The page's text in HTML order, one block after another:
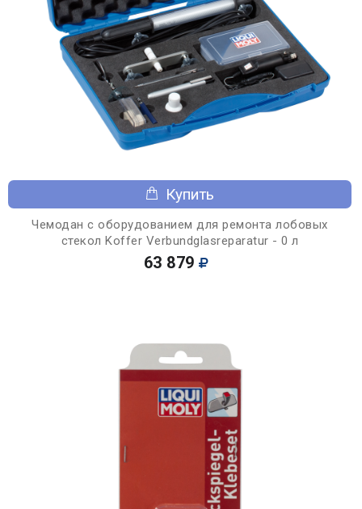
Купить
Чемодан с оборудованием для ремонта лобовых
стекол Koffer Verbundglasreparatur - 0 л
63 879